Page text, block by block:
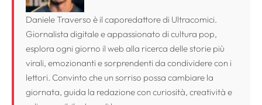
Daniele Traverso è il caporedattore di Ultracomici.
Giornalista digitale e appassionato di cultura pop,
esplora ogni giorno il web alla ricerca delle storie più
virali, emozionanti e sorprendenti da condividere con i
lettori. Convinto che un sorriso possa cambiare la
giornata, guida la redazione con curiosità, creatività e